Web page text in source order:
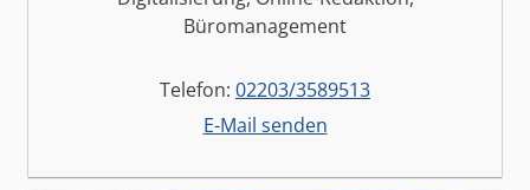
Büromanagement
Telefon: 02203/3589513
E-Mail senden